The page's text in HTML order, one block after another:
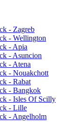
- Zagreb
- Wellington
- Apia
- Asuncion
- Atena
- Nouakchott
- Rabat
- Bangkok
- Isles Of Scilly
- Lille
- Angelholm